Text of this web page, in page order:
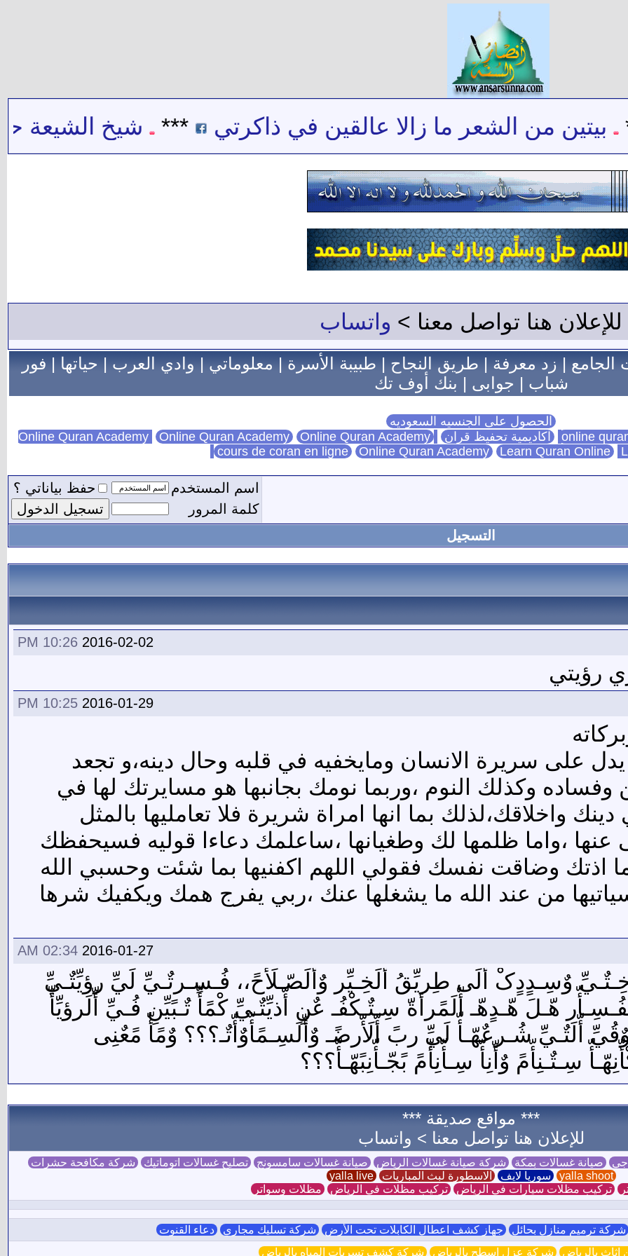
بيتين من الشعر ما زالا عالقين في ذاكرتي *** شيخ الشيعة
للإعلان هنا تواصل معنا > واتساب
الجامع|زد معرفة|طريق النجاح|طبيبة الأسرة|معلوماتي|وادي العرب|حياتها|فور
شباب | جوابى | بنك أوف تك
الحصول على الجنسيه السعوديه
اكاديمية تحفيظ قران Online Quran Academy Online Quran Academy
cours de coran en ligne Online Quran Academy Learn Quran Online
اسم المستخدم
حفظ بياناتي ؟
كلمة المرور
التسجيل
2016-02-02
10:26 PM
رؤيتي
2016-01-29
10:25 PM
على سريرة الانسان ومايخفيه في قلبه وحال دينه،و تجعد
وكذلك النوم ،وربما نومك بجانبها هو مسايرتك لها في
واخلاقك،لذلك بما انها امراة شريرة فلا تعامليها بالمثل
،واما ظلمها لك وطغيانها ،ساعلمك دعاءا قوليه فسيحفظك
اذتك وضاقت نفسك فقولي اللهم اكفنيها بما شئت وحسبي الله
من عند الله ما يشغلها عنك ،ربي يفرج همك ويكفيك شرها
2016-01-27
02:34 AM
وٌسِـدٍدٍکْ أّلَى طِريِّقُ أّلَخِـيِّر وٌأّلَصّـلَأّحً،، فُـسِـرتٌـيِّ لَيِّ رؤيِّتٌـيِّ
هّـلَ هّـدٍهّـ أّلَمًرأةّ سِـتٌـکْفُـ عٌنِ أّذيِّتٌـيِّ کْمًأّ تٌـبًيِّنِ فُـيِّ أّلَرؤيِّأّ
أّلَتٌـيِّ شُـرعٌهّـأّ لَيِّ ربً أّلَأّرضًـ وٌأّلَسِـمًأّوٌأّتٌـ؟؟؟ وٌمًأّ مًعٌنِى
سِـتٌـنِأّمً وٌأّنِأّ سِـأّنِأّمً بًجّـأّنِبًهّـأّ؟؟؟
*** مواقع صديقة ***
للإعلان هنا تواصل معنا > واتساب
جي صيانة غسالات بمكة شركة صيانة غسالات الرياض صيانة غسالات سامسونج تصليح غسالات اتوماتيك شركة مكافحة حشرات
yalla shoot
سوريا لايف الاسطورة لبث المباريات yalla live
تركيب مظلات سيارات في الرياض تركيب مظلات في الرياض مظلات وسواتر
شركة ترميم منازل بحائل جهاز كشف اعطال الكابلات تحت الأرض شركة تسليك مجاري دعاء القنوت
بالرياض شركة عزل اسطح بالرياض شركة كشف تسربات المياه بالرياض